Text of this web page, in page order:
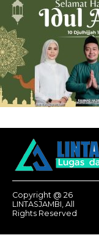
Copyright @ 26
LINTASJAMBI, All
Rights Reserved